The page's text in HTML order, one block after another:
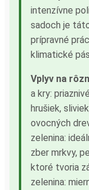
intenzívne
sadoch je
prípravné
klimatické
Vplyv na
a kry:
hrušiek,
ovocných
zelenina:
zber mrkvy,
ktoré tvoria
zelenina: